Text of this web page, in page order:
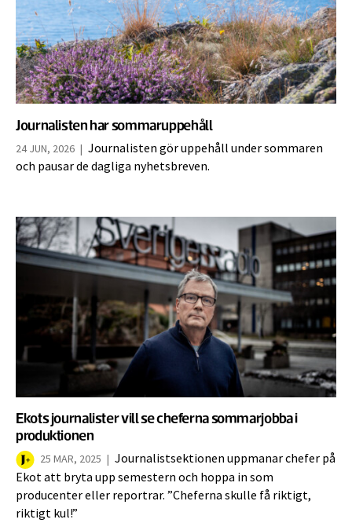
Journalisten har sommaruppehåll
24 JUN, 2026 | Journalisten gör uppehåll under sommaren
och pausar de dagliga nyhetsbreven.
Ekots journalister vill se cheferna sommarjobba i
produktionen
25 MAR, 2025 | Journalistsektionen uppmanar chefer på
Ekot att bryta upp semestern och hoppa in som
producenter eller reportrar. ”Cheferna skulle få riktigt,
riktigt kul!”